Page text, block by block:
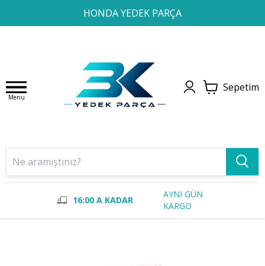
HONDA YEDEK PARÇA
1 2 3 4
Menu
Sepetim
16:00 A KADAR
AYNI GÜN
KARGO